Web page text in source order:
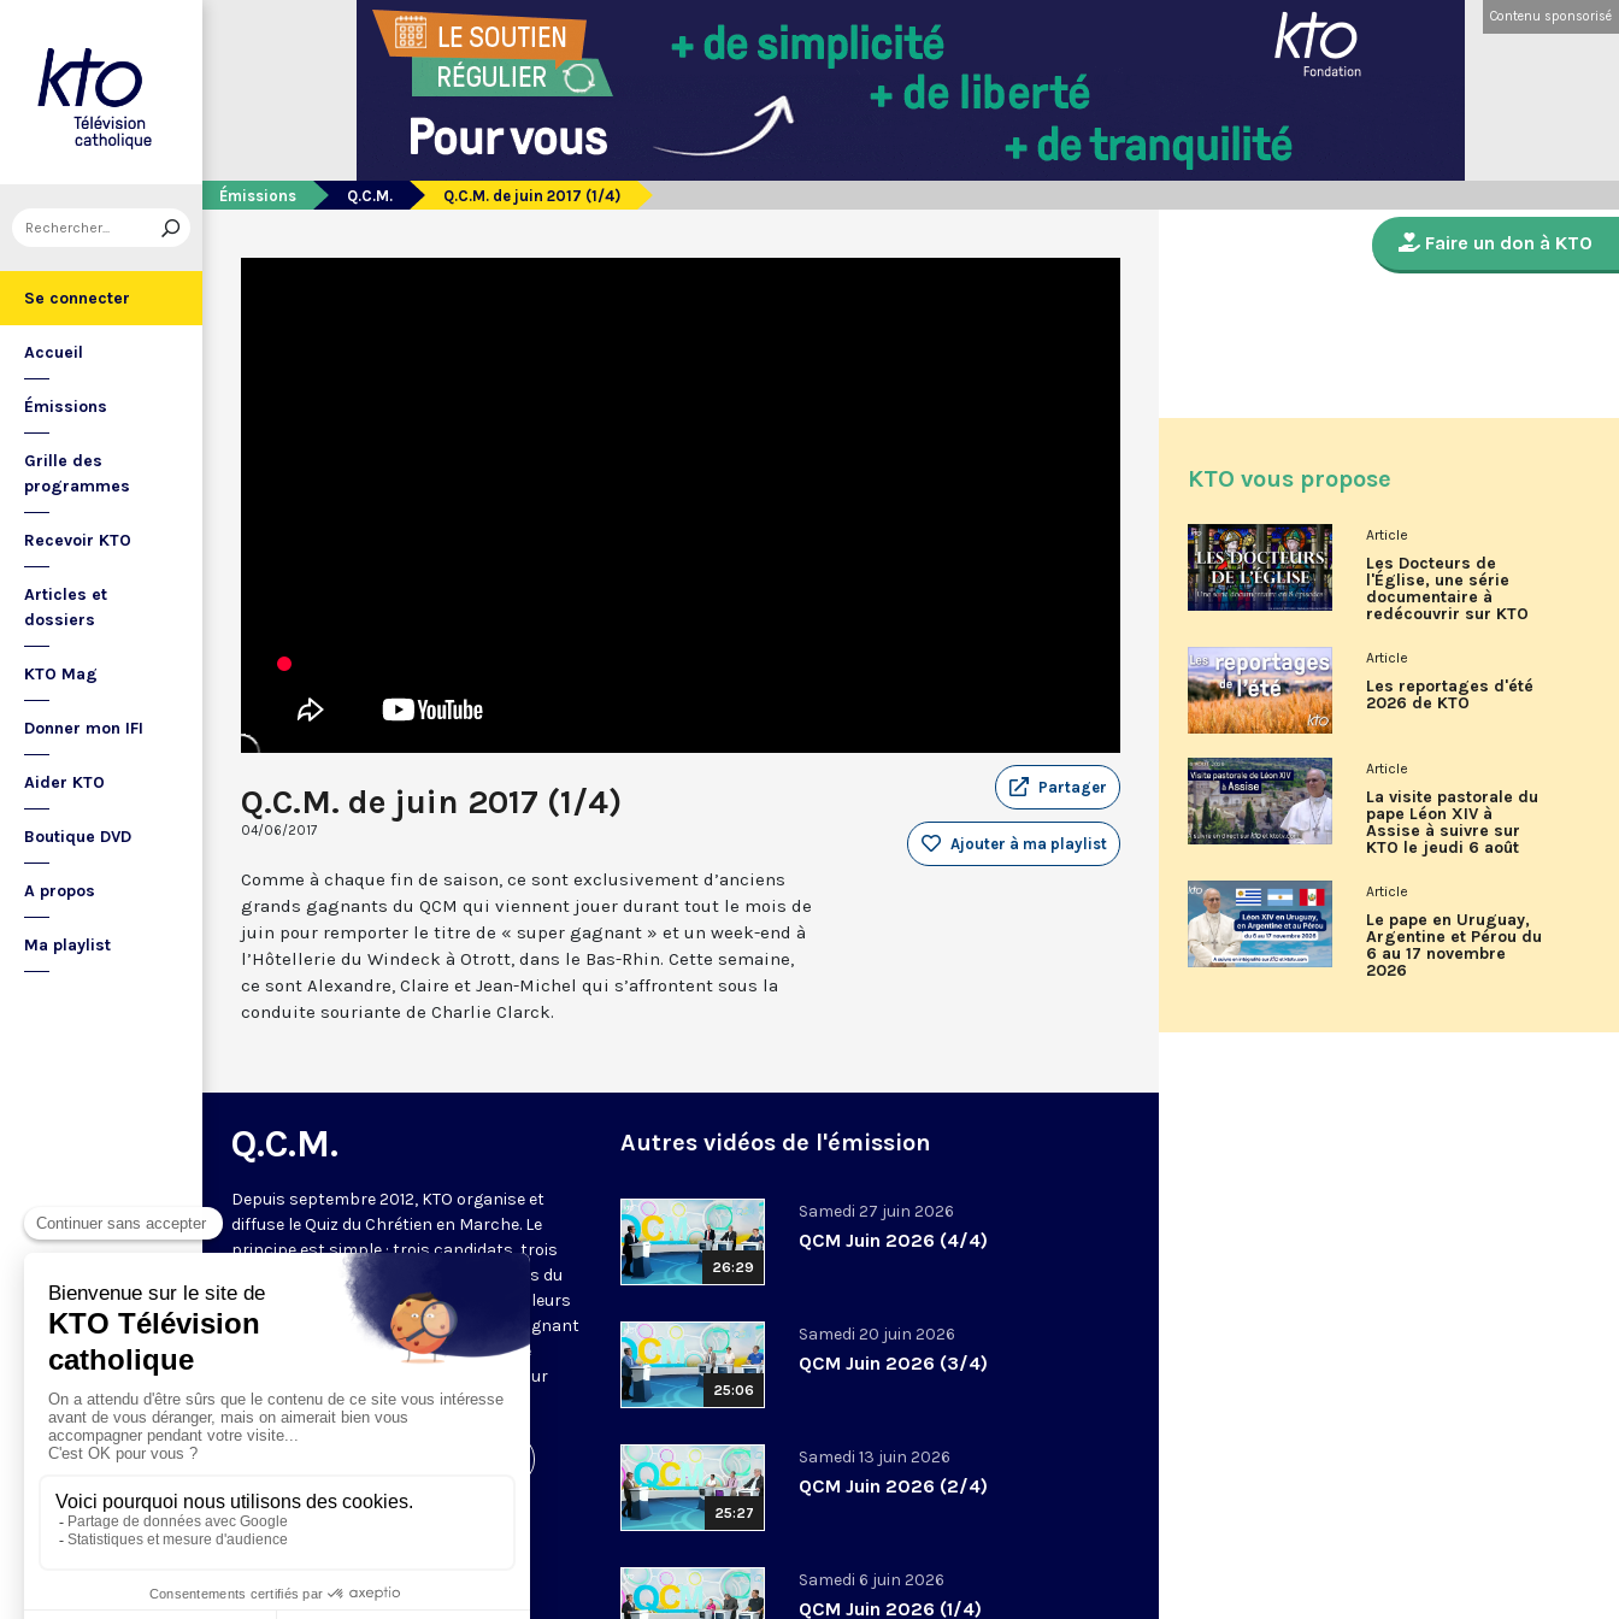
Se connecter
Accueil
Émissions
Grille des
programmes
Recevoir KTO
Articles et
dossiers
KTO Mag
Donner mon IFI
Aider KTO
Boutique DVD
A propos
Ma playlist
Contenu sponsorisé
Émissions Q.C.M. Q.C.M. de juin 2017 (1/4)
Q.C.M. de juin 2017 (1/4)
04/06/2017
Partager
Ajouter à ma playlist
Comme à chaque fin de saison, ce sont exclusivement d’anciens
grands gagnants du QCM qui viennent jouer durant tout le mois de
juin pour remporter le titre de « super gagnant » et un week-end à
l’Hôtellerie du Windeck à Otrott, dans le Bas-Rhin. Cette semaine,
ce sont Alexandre, Claire et Jean-Michel qui s’affrontent sous la
conduite souriante de Charlie Clarck.
Q.C.M.
Depuis septembre 2012, KTO organise et
diffuse le Quiz du Chrétien en Marche. Le
principe est simple : trois candidats, trois
manches. Les deux premières manches du
jeu permettent de choisir les deux meilleurs
candidats pour la manche finale. Le gagnant
de l'émission revient à la fin du mois se
confronter à deux autres gagnants pour
tenter de gagner le lot majeur.
Autres vidéos de l'émission
26:29
Samedi 27 juin 2026
QCM Juin 2026 (4/4)
25:06
Samedi 20 juin 2026
QCM Juin 2026 (3/4)
25:27
Samedi 13 juin 2026
QCM Juin 2026 (2/4)
Samedi 6 juin 2026
QCM Juin 2026 (1/4)
Faire un don à KTO
KTO vous propose
Article
Les Docteurs de
l'Église, une série
documentaire à
redécouvrir sur KTO
Article
Les reportages d'été
2026 de KTO
Article
La visite pastorale du
pape Léon XIV à
Assise à suivre sur
KTO le jeudi 6 août
Article
Le pape en Uruguay,
Argentine et Pérou du
6 au 17 novembre
2026